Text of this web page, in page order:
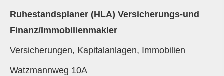
Ruhestandsplaner (HLA) Versicherungs-und
Finanz/Immobilienmakler
Versicherungen, Kapitalanlagen, Immobilien
Watzmannweg 10A